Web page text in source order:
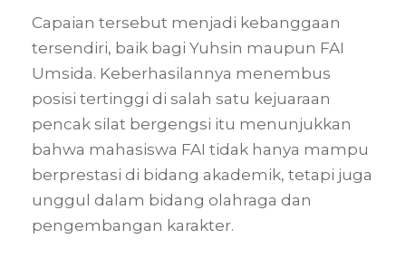
Capaian tersebut menjadi kebanggaan
tersendiri, baik bagi Yuhsin maupun FAI
Umsida. Keberhasilannya menembus
posisi tertinggi di salah satu kejuaraan
pencak silat bergengsi itu menunjukkan
bahwa mahasiswa FAI tidak hanya mampu
berprestasi di bidang akademik, tetapi juga
unggul dalam bidang olahraga dan
pengembangan karakter.